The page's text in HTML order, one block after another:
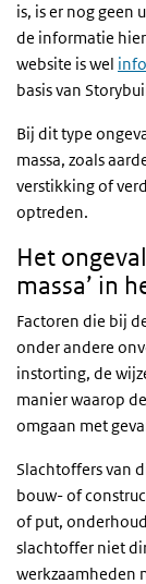
is, is er nog geen
de informatie
website is wel
basis van
Bij dit type
massa, zoals
verstikking of
optreden.
Het
massa’ in
Factoren die bij
onder andere
instorting, de
manier waarop
omgaan met
Slachtoffers van
bouw- of
of put,
slachtoffer niet
werkzaamheden